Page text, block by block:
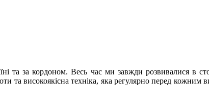
та за кордоном. Весь час ми завжди розвивалися в
та високоякісна техніка, яка регулярно перед